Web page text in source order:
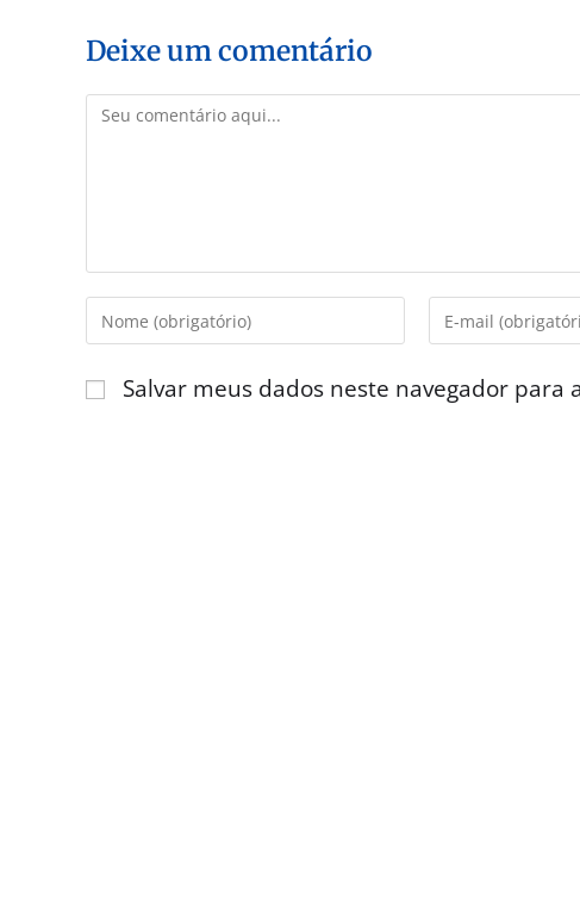
Deixe um comentário
Salvar meus dados neste navegador